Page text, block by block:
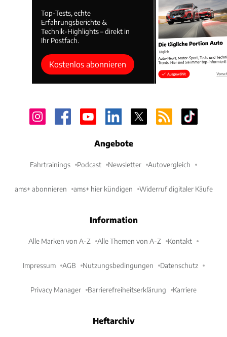
Top-Tests, echte
Erfahrungsberichte &
Technik-Highlights – direkt in
Ihr Postfach.
Kostenlos abonnieren
Angebote
Fahrtrainings Podcast Newsletter Autovergleich
ams+ abonnieren ams+ hier kündigen Widerruf digitaler Käufe
Information
Alle Marken von A-Z Alle Themen von A-Z Kontakt
Impressum AGB Nutzungsbedingungen Datenschutz
Privacy Manager Barrierefreiheitserklärung Karriere
Heftarchiv